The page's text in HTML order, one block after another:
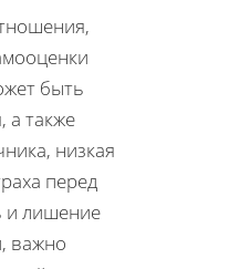
быть
а также
низкая
перед
и лишение
важно